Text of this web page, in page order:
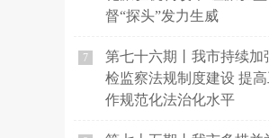
督“探头”发力生威
7
第七十六期丨我市持续加
检监察法规制度建设 提高
作规范化法治化水平